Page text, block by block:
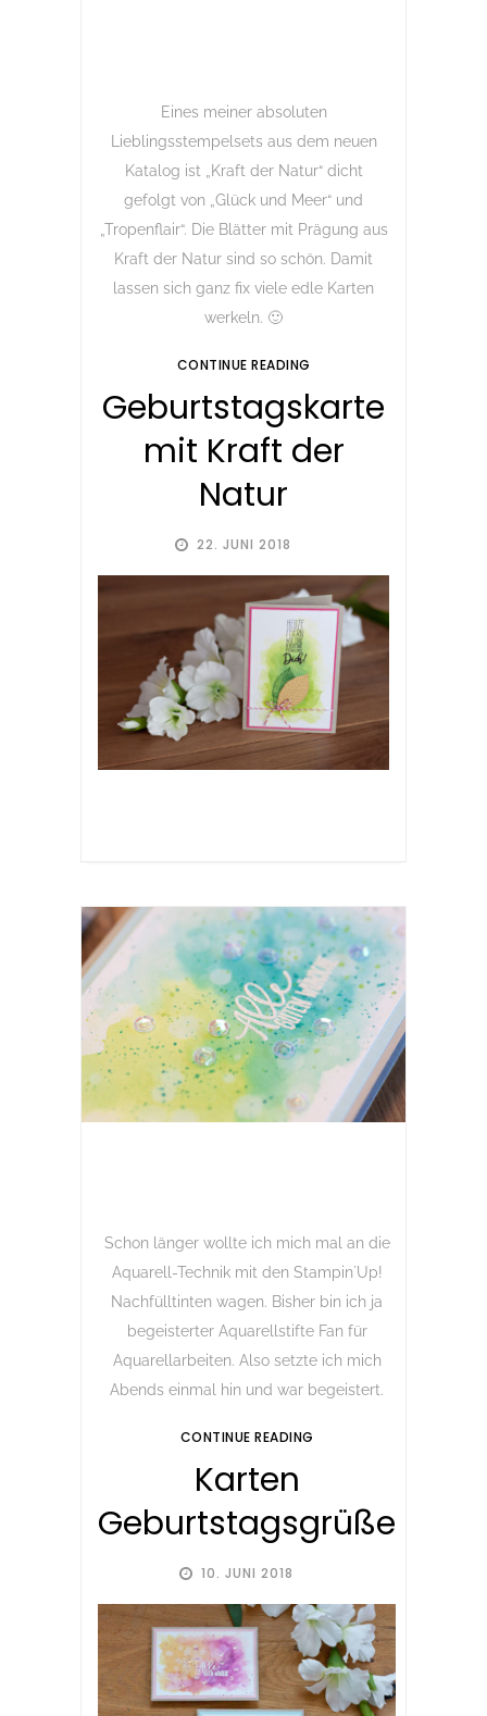
22. JUNI 2018
Geburtstagskarte
mit Kraft der
Natur
Eines meiner absoluten
Lieblingsstempelsets aus dem neuen
Katalog ist „Kraft der Natur“ dicht
gefolgt von „Glück und Meer“ und
„Tropenflair“. Die Blätter mit Prägung aus
Kraft der Natur sind so schön. Damit
lassen sich ganz fix viele edle Karten
werkeln. 🙂
CONTINUE READING
10. JUNI 2018
Karten
Geburtstagsgrüße
Schon länger wollte ich mich mal an die
Aquarell-Technik mit den Stampin´Up!
Nachfülltinten wagen. Bisher bin ich ja
begeisterter Aquarellstifte Fan für
Aquarellarbeiten. Also setzte ich mich
Abends einmal hin und war begeistert.
CONTINUE READING